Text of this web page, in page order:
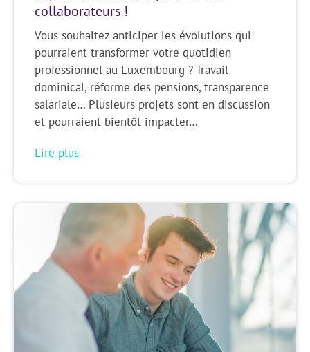
collaborateurs !
Vous souhaitez anticiper les évolutions qui
pourraient transformer votre quotidien
professionnel au Luxembourg ? Travail
dominical, réforme des pensions, transparence
salariale… Plusieurs projets sont en discussion
et pourraient bientôt impacter…
Lire plus